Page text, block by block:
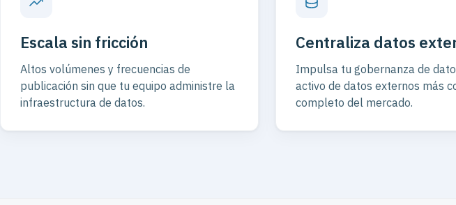
Escala sin fricción
Altos volúmenes y frecuencias de
publicación sin que tu equipo administre la
infraestructura de datos.
Centraliza datos
Impulsa tu gobernanza de
activo de datos externos más
completo del mercado.